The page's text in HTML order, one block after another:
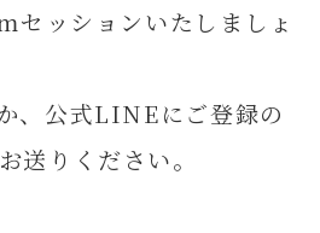
セッションいたしましょ
、公式LINEにご登録の
送りください。